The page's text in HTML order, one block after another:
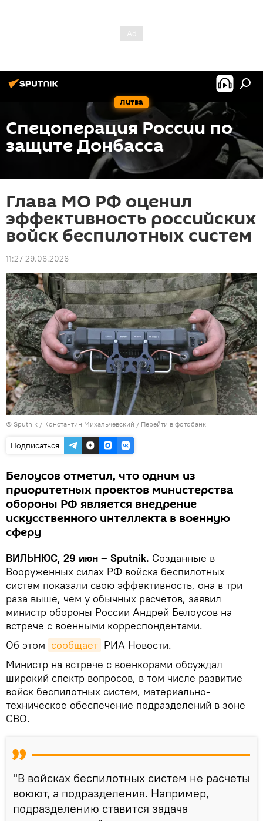
Литва
Спецоперация России по
защите Донбасса
Глава МО РФ оценил
эффективность российских
войск беспилотных систем
11:27 29.06.2026
© Sputnik / Константин Михальчевский / Перейти в фотобанк
Подписаться
Белоусов отметил, что одним из
приоритетных проектов министерства
обороны РФ является внедрение
искусственного интеллекта в военную
сферу
ВИЛЬНЮС, 29 июн – Sputnik. Созданные в
Вооруженных силах РФ войска беспилотных
систем показали свою эффективность, она в три
раза выше, чем у обычных расчетов, заявил
министр обороны России Андрей Белоусов на
встрече с военными корреспондентами.
Об этом сообщает РИА Новости.
Министр на встрече с военкорами обсуждал
широкий спектр вопросов, в том числе развитие
войск беспилотных систем, материально-
техническое обеспечение подразделений в зоне
СВО.
"В войсках беспилотных систем не расчеты
воюют, а подразделения. Например,
подразделению ставится задача